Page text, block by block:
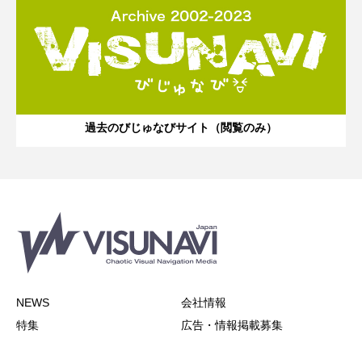
過去のびじゅなびサイト（閲覧のみ）
NEWS
特集
会社情報
広告・情報掲載募集